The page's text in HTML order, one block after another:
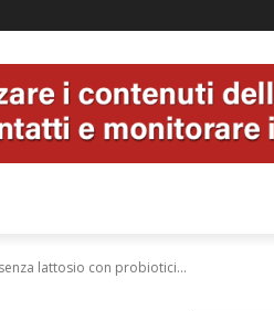
lattosio con probiotici...